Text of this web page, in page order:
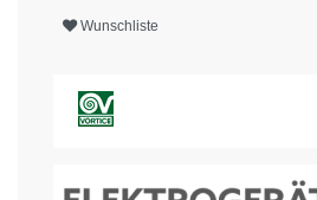
Wunschliste